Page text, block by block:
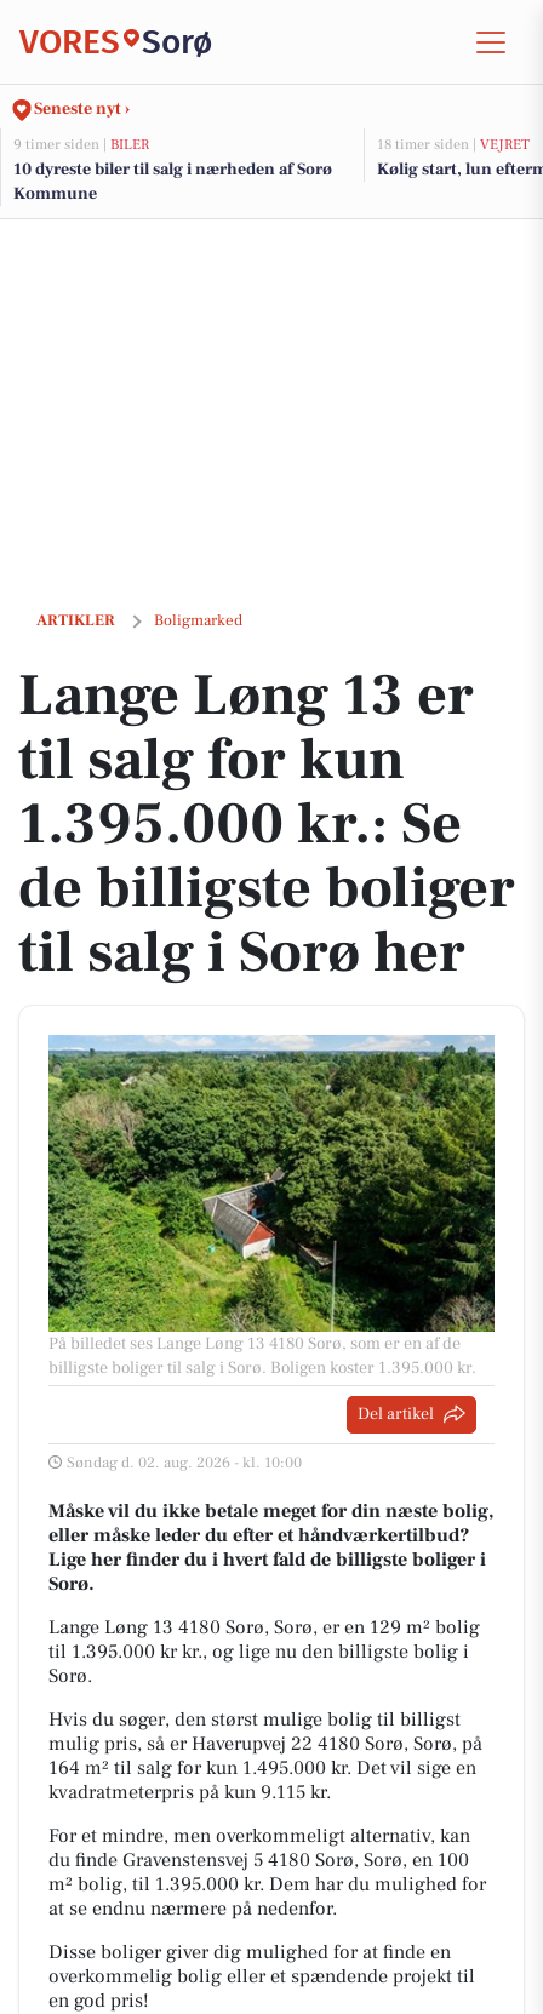
VORES Sorø
Seneste nyt ›
9 timer siden | BILER
10 dyreste biler til salg i nærheden af Sorø
Kommune
18 timer siden | VEJRET
Kølig start, lun
ARTIKLER Boligmarked
Lange Løng 13 er til salg for kun 1.395.000 kr.: Se de billigste
Lange Løng 13 er
til salg for kun
1.395.000 kr.: Se
de billigste boliger
til salg i Sorø her
På billedet ses Lange Løng 13 4180 Sorø, som er en af de
billigste boliger til salg i Sorø. Boligen koster 1.395.000 kr.
Del artikel
Søndag d. 02. aug. 2026 - kl. 10:00
Måske vil du ikke betale meget for din næste bolig,
eller måske leder du efter et håndværkertilbud?
Lige her finder du i hvert fald de billigste boliger i
Sorø.
Lange Løng 13 4180 Sorø, Sorø, er en 129 m² bolig
til 1.395.000 kr kr., og lige nu den billigste bolig i
Sorø.
Hvis du søger, den størst mulige bolig til billigst
mulig pris, så er Haverupvej 22 4180 Sorø, Sorø, på
164 m² til salg for kun 1.495.000 kr. Det vil sige en
kvadratmeterpris på kun 9.115 kr.
For et mindre, men overkommeligt alternativ, kan
du finde Gravenstensvej 5 4180 Sorø, Sorø, en 100
m² bolig, til 1.395.000 kr. Dem har du mulighed for
at se endnu nærmere på nedenfor.
Disse boliger giver dig mulighed for at finde en
overkommelig bolig eller et spændende projekt til
en god pris!